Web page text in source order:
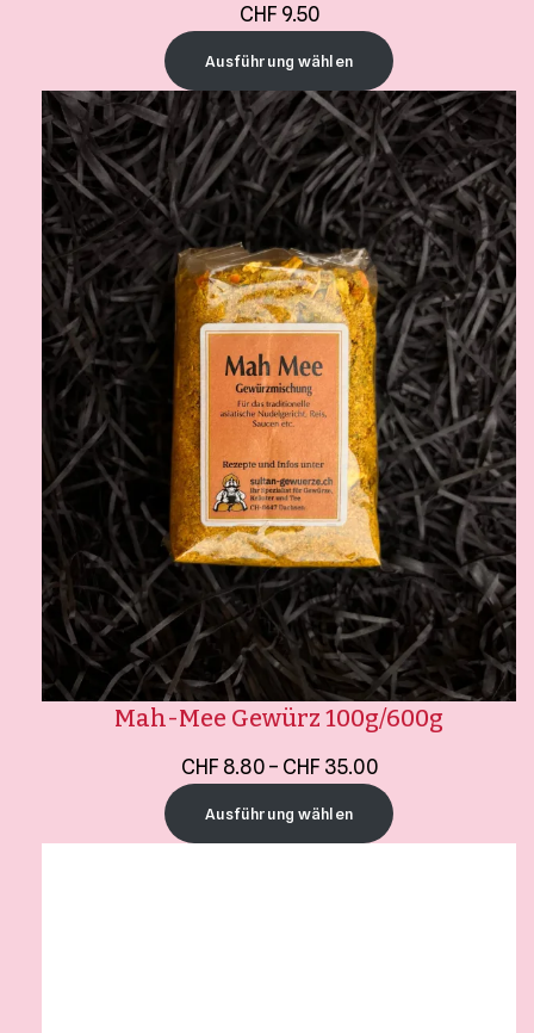
CHF 9.50
Ausführung wählen
Mah-Mee Gewürz 100g/600g
CHF 8.80 – CHF 35.00
Ausführung wählen